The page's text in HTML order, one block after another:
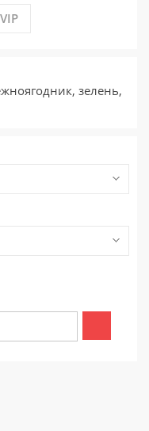
VIP
зелень,